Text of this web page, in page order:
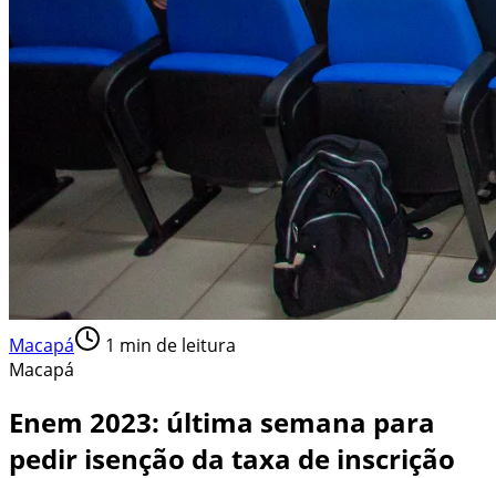
Macapá 1 min de leitura
Macapá
Enem 2023: última semana para
pedir isenção da taxa de inscrição